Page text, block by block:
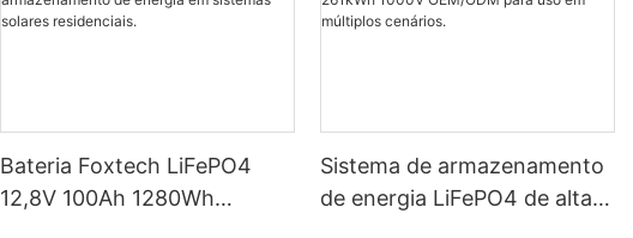
Bateria Foxtech LiFePO4
12,8V 100Ah 1280Wh
Sistema de armazenamento
de energia LiFePO4 de alta